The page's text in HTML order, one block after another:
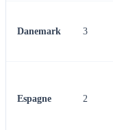
Danemark 3
Espagne 2